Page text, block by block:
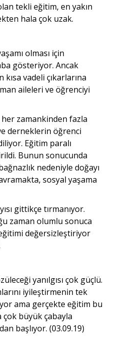
tekli eğitim, en yakın
hala çok uzak.
olması için
gösteriyor. Ancak
vadeli çıkarlarına
aileleri ve öğrenciyi
zamankinden fazla
derneklerin öğrenci
Eğitim paralı
Bunun sonucunda
nedeniyle doğayı
sosyal yaşama
gittikçe tırmanıyor.
zaman olumlu sonuca
değersizleştiriyor
yanılgısı çok güçlü.
iyileştirmenin tek
ama gerçekte eğitim bu
çok büyük çabayla
başlıyor. (03.09.19)